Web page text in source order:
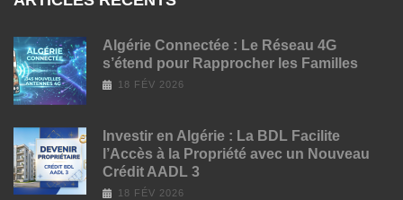
Algérie Connectée : Le Réseau 4G
s’étend pour Rapprocher les Familles
18 FÉV 2026
Investir en Algérie : La BDL Facilite
l’Accès à la Propriété avec un Nouveau
Crédit AADL 3
18 FÉV 2026